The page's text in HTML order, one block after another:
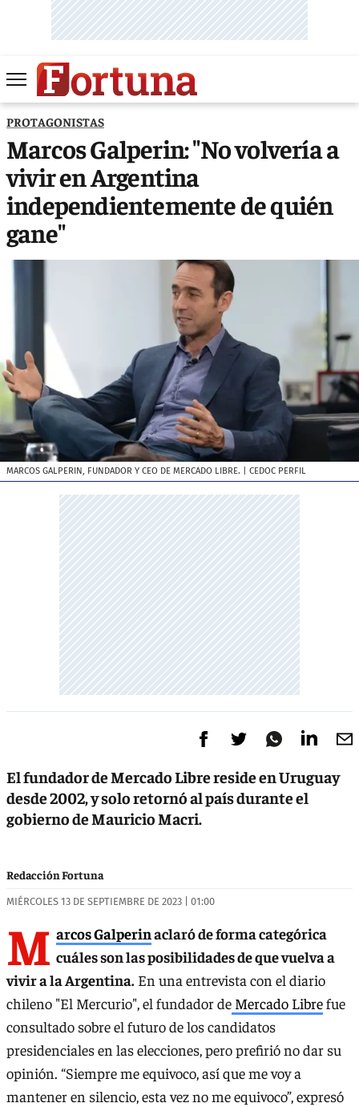
PROTAGONISTAS
Marcos Galperin: "No volvería a
vivir en Argentina
independientemente de quién
gane"
MARCOS GALPERIN, FUNDADOR Y CEO DE MERCADO LIBRE. | CEDOC PERFIL
El fundador de Mercado Libre reside en Uruguay
desde 2002, y solo retornó al país durante el
gobierno de Mauricio Macri.
Redacción Fortuna
MIÉRCOLES 13 DE SEPTIEMBRE DE 2023 | 01:00
M arcos Galperinaclaró de forma categórica
cuáles son las posibilidades de que vuelva a
vivir a la Argentina. En una entrevista con el diario
chileno "El Mercurio", el fundador de Mercado Librefue
consultado sobre el futuro de los candidatos
presidenciales en las elecciones, pero prefirió no dar su
opinión. “Siempre me equivoco, así que me voy a
mantener en silencio, esta vez no me equivoco”, expresó